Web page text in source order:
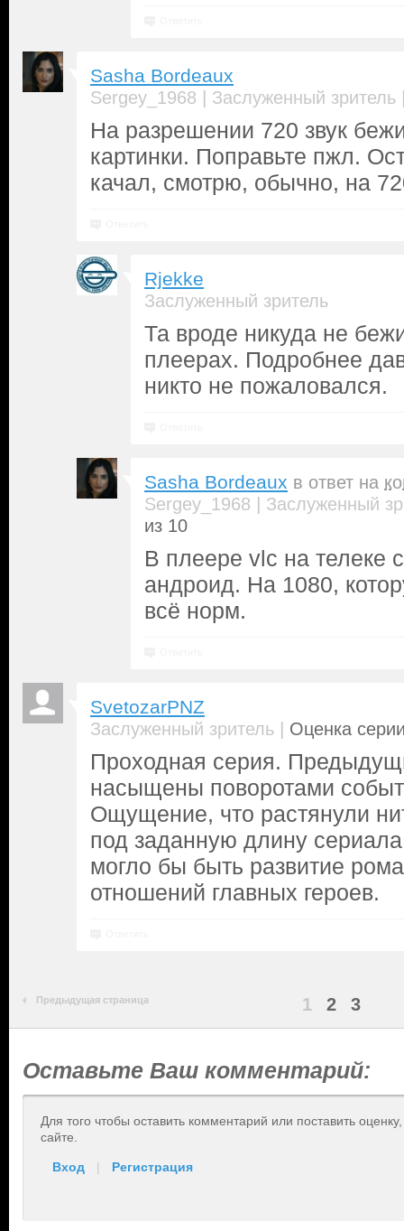
Sasha Bordeaux
Sergey_1968 | Заслуженный зритель
На разрешении 720 звук
картинки. Поправьте пжл.
качал, смотрю, обычно, на
Rjekke
Заслуженный зритель
Та вроде никуда не
плеерах. Подробнее
никто не пожаловался.
Sasha Bordeaux в ответ на
Sergey_1968 | Заслуженный
из 10
В плеере vlc на телеке
андроид. На 1080,
всё норм.
SvetozarPNZ
Заслуженный зритель | Оценка
Проходная серия.
насыщены поворотами
Ощущение, что растянули
под заданную длину
могло бы быть развитие
отношений главных героев.
Предыдущая страница 1 2 3
Оставьте Ваш комментарий:
Для того чтобы оставить комментарий или поставить
сайте.
Вход | Регистрация